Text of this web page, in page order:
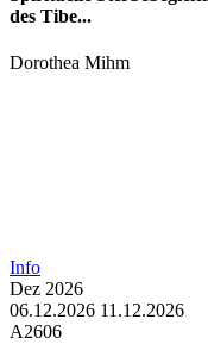
des Tibe...
Dorothea Mihm
Info
Dez 2026
06.12.2026 11.12.2026
A2606